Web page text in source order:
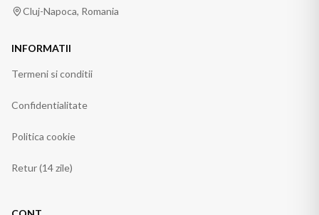
Cluj-Napoca, Romania
INFORMATII
Termeni si conditii
Confidentialitate
Politica cookie
Retur (14 zile)